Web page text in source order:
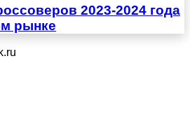
2023-2024 года
рынке